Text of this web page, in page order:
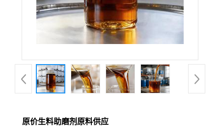
原价生料助磨剂原料供应